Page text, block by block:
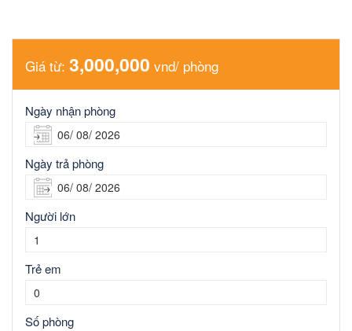
Giá từ: 3,000,000 vnd/ phòng
Ngày nhận phòng
Ngày trả phòng
Người lớn
Trẻ em
Số phòng